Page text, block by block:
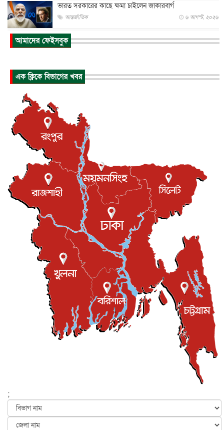
ভারত সরকারের কাছে ক্ষমা চাইলেন জাকারবার্গ
আন্তর্জাতিক ৬ আগস্ট, ২০২৬
আকাশে ট্রাম্পের হেলিকপ্টার ও যাত্রীবাহী বিমান মুখোমুখি, তদন্...
আন্তর্জাতিক
আন্তর্জাতিক ৬ আগস্ট, ২০২৬
টি-টোয়েন্টি ইতিহাসের সর্বোচ্চ রানের মালিক এখন জস বাটলার
বস্তিতে কেটেছে শৈশব, আজ মুম্বাইয়ে দুই বাড়ির মালিক
বিনোদন ৬ আগস্ট, ২০২৬
যুক্তরাজ্যে বসবাসরত জাতীয়তাবাদী কুলাউড়াবাসীর মত বিনিময়
সভা...
ইউকে কমিউনিটি ৫ আগস্ট, ২০২৬
প্রধানমন্ত্রীকে সৌদি আরব সফরের আমন্ত্রণ
জাতীয় ৫ আগস্ট, ২০২৬
জুলাই গণ-অভ্যুত্থান দিবস আজ, স্মরণে দেশজুড়ে কর্মসূচি
জাতীয় ৫ আগস্ট, ২০২৬
জনগণ পরিবর্তন চেয়েছে বলেই জুলাই আন্দোলন সফল :
৫ আগস্ট, ২০২৬
বেনজীর আহমেদের সঙ্গে পরীমনির ঘনিষ্ঠ সম্পর্ক ছিল : নাসির
মাহম...
জাতীয় ৫ আগস্ট, ২০২৬
হরমুজ নিয়ে ইরান-মার্কিন চুক্তি হতে পারে আজ : মার্কিন অর্থমন...
৫ আগস্ট, ২০২৬
পৃথিবীর দিকে আসছে বিধ্বংসী বস্তু, পারমাণবিক বোমা দিয়ে করা
আন্তর্জাতিক ৫ আগস্ট, ২০২৬
কেনিয়ায় ১৫ হাতির রহস্যজনক মৃত্যু, সন্দেহের মুখে কীটনাশকের
আমাদের ফেইসবুক
এক ক্লিকে বিভাগের খবর
;